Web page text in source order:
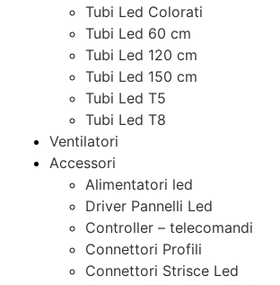
Tubi Led Colorati
Tubi Led 60 cm
Tubi Led 120 cm
Tubi Led 150 cm
Tubi Led T5
Tubi Led T8
Ventilatori
Accessori
Alimentatori led
Driver Pannelli Led
Controller – telecomandi
Connettori Profili
Connettori Strisce Led